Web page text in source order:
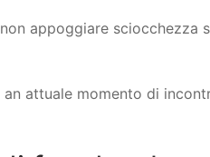
appoggiare
attuale momento di